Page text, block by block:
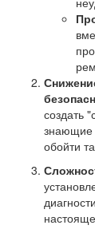
создать
знающие
обойти